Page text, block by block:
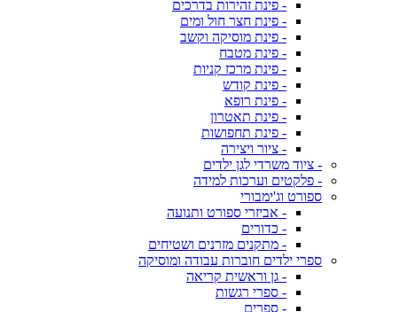
- פינת זהירות בדרכים
- פינת חצר חול ומים
- פינת מוסיקה וקשב
- פינת מטבח
- פינת מרכז קניות
- פינת קודש
- פינת רופא
- פינת תאטרון
- פינת תחפושות
- ציור ויצירה
- ציוד משרדי לגן ילדים
- פלקטים וערכות למידה
ספורט וג'ימבורי
- אביזרי ספורט ותנועה
- כדורים
- מתקנים מזרנים ושטיחים
ספרי ילדים חוברות עבודה ומוסיקה
- גן וראשית קריאה
- ספרי רגשות
- ספרים